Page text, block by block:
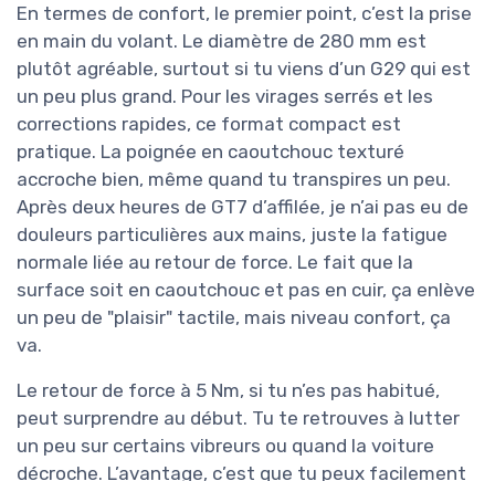
En termes de confort, le premier point, c’est la prise
en main du volant. Le diamètre de 280 mm est
plutôt agréable, surtout si tu viens d’un G29 qui est
un peu plus grand. Pour les virages serrés et les
corrections rapides, ce format compact est
pratique. La poignée en caoutchouc texturé
accroche bien, même quand tu transpires un peu.
Après deux heures de GT7 d’affilée, je n’ai pas eu de
douleurs particulières aux mains, juste la fatigue
normale liée au retour de force. Le fait que la
surface soit en caoutchouc et pas en cuir, ça enlève
un peu de "plaisir" tactile, mais niveau confort, ça
va.
Le retour de force à 5 Nm, si tu n’es pas habitué,
peut surprendre au début. Tu te retrouves à lutter
un peu sur certains vibreurs ou quand la voiture
décroche. L’avantage, c’est que tu peux facilement